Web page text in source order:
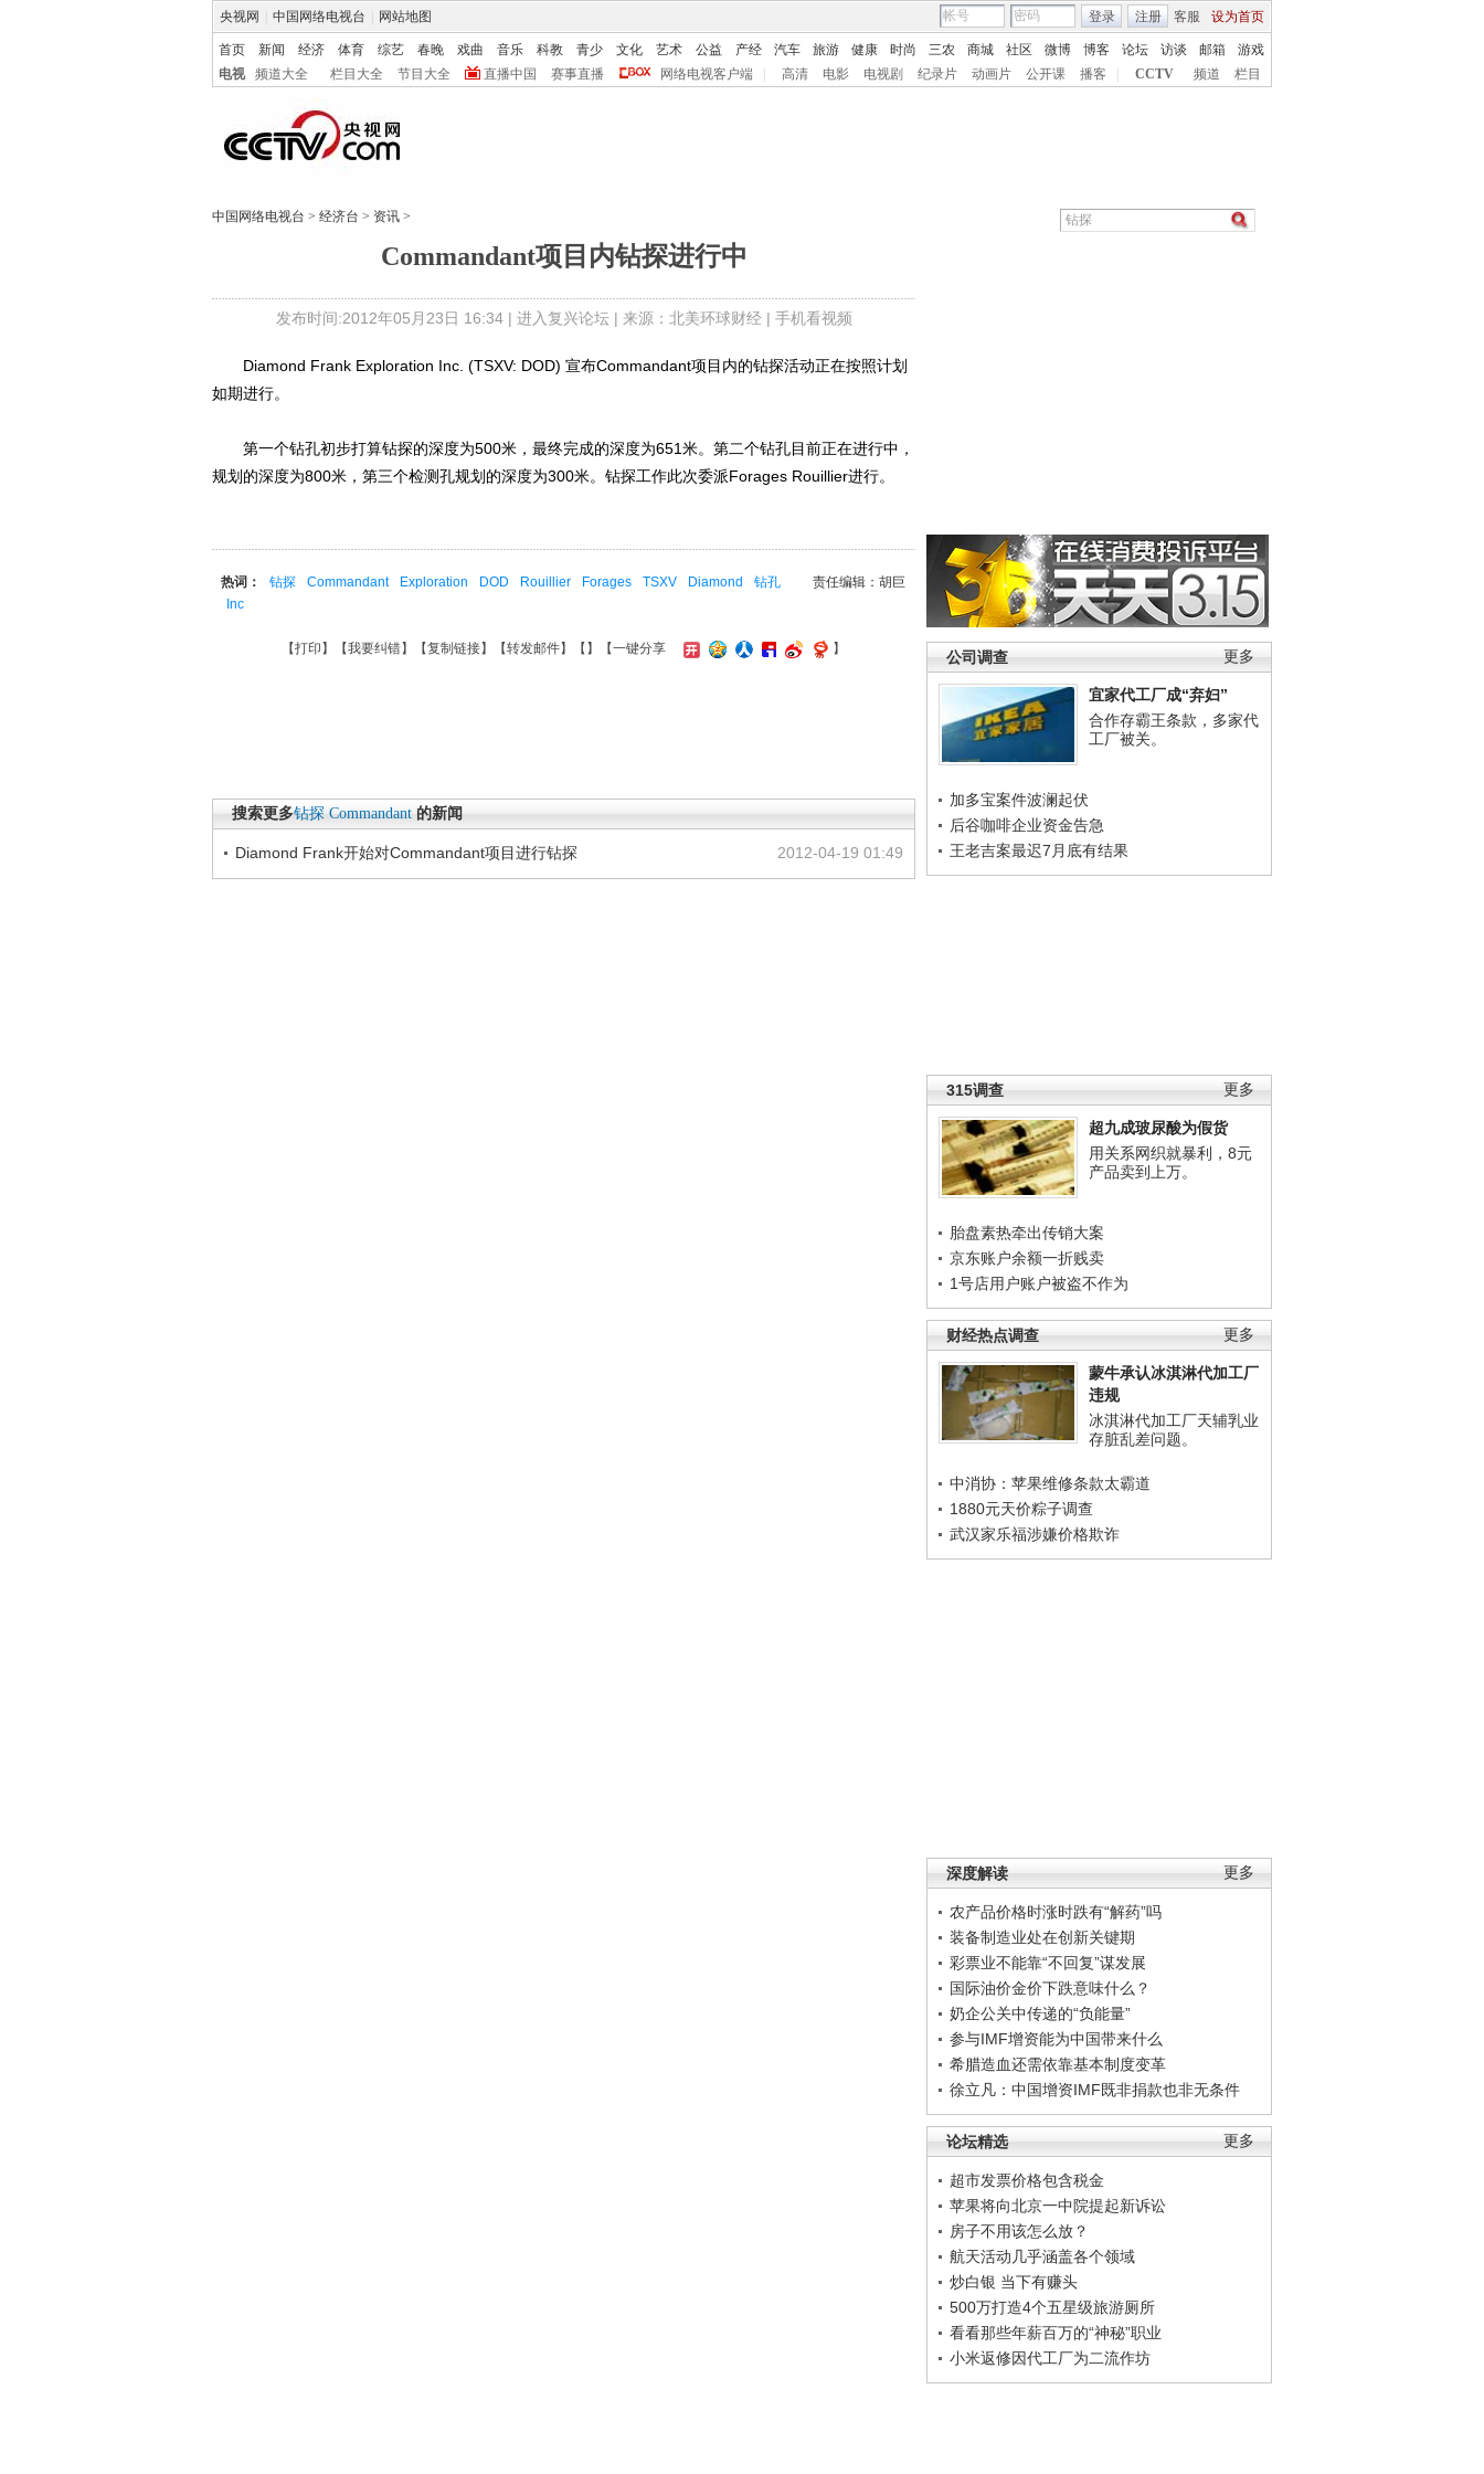
央视网 中国网络电视台 网站地图 客服 设为首页
登录 注册
首页 新闻 经济 体育 综艺 春晚 戏曲 音乐 科教 青少 文化 艺术 公益 产经 汽车 旅游 健康 时尚 三农 商城 社区 微博 博客 论坛 访谈 邮箱
游戏
电视
频道大全 栏目大全 节目大全 直播中国 赛事直播 网络电视客户端 高清 电影 电视剧 纪录片 动画片 公开课 播客 CCTV 频道 栏目
中国网络电视台 > 经济台 > 资讯 >
Commandant项目内钻探进行中
发布时间:2012年05月23日 16:34 | 进入复兴论坛| 来源：北美环球财经 | 手机看视频
更多
公司调查
宜家代工厂成“弃妇”
合作存霸王条款，多家代
工厂被关。
加多宝案件波澜起伏
后谷咖啡企业资金告急
王老吉案最迟7月底有结果
更多
315调查
超九成玻尿酸为假货
用关系网织就暴利，8元
产品卖到上万。
胎盘素热牵出传销大案
京东账户余额一折贱卖
1号店用户账户被盗不作为
更多
财经热点调查
蒙牛承认冰淇淋代加工厂
违规
冰淇淋代加工厂天辅乳业
存脏乱差问题。
中消协：苹果维修条款太霸道
1880元天价粽子调查
武汉家乐福涉嫌价格欺诈
更多
深度解读
农产品价格时涨时跌有“解药”吗
装备制造业处在创新关键期
彩票业不能靠“不回复”谋发展
国际油价金价下跌意味什么？
奶企公关中传递的“负能量”
参与IMF增资能为中国带来什么
希腊造血还需依靠基本制度变革
徐立凡：中国增资IMF既非捐款也非无条件
更多
论坛精选
超市发票价格包含税金
苹果将向北京一中院提起新诉讼
房子不用该怎么放？
航天活动几乎涵盖各个领域
炒白银 当下有赚头
500万打造4个五星级旅游厕所
看看那些年薪百万的“神秘”职业
小米返修因代工厂为二流作坊
Diamond Frank Exploration Inc. (TSXV: DOD) 宣布Commandant项目内的钻探活动正在按照计划
如期进行。
第一个钻孔初步打算钻探的深度为500米，最终完成的深度为651米。第二个钻孔目前正在进行中，
规划的深度为800米，第三个检测孔规划的深度为300米。钻探工作此次委派Forages Rouillier进行。
责任编辑：胡巨
热词： 钻探 Commandant Exploration DOD Rouillier Forages TSXV Diamond
钻孔
Inc
【打印 】【我要纠错】【复制链接】【转发邮件】【 】 【一键分享 】
搜索更多钻探 Commandant 的新闻
2012-04-19 01:49
Diamond Frank开始对Commandant项目进行钻探